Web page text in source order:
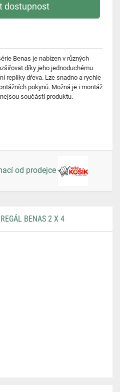
dostupnost
Benas je nabízen v různých
díky jeho jednoduchému
repliky dřeva. Lze snadno a rychle
pokynů. Možná je i montáž
součástí produktu.
od prodejce
BENAS 2 X 4